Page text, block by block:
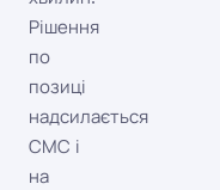
Рішення
по
позиці
надсилається
СМС і
на